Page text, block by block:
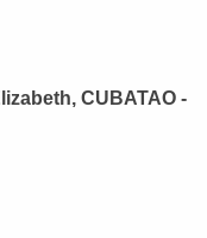
CUBATAO -